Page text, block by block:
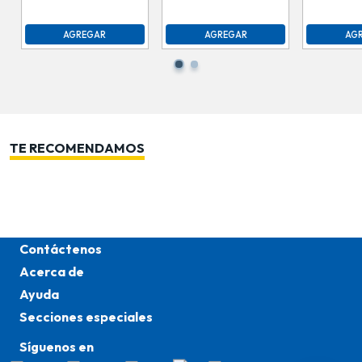
AGREGAR AGREGAR
TE RECOMENDAMOS
Contáctenos
Acerca de
Ayuda
Secciones especiales
Síguenos en